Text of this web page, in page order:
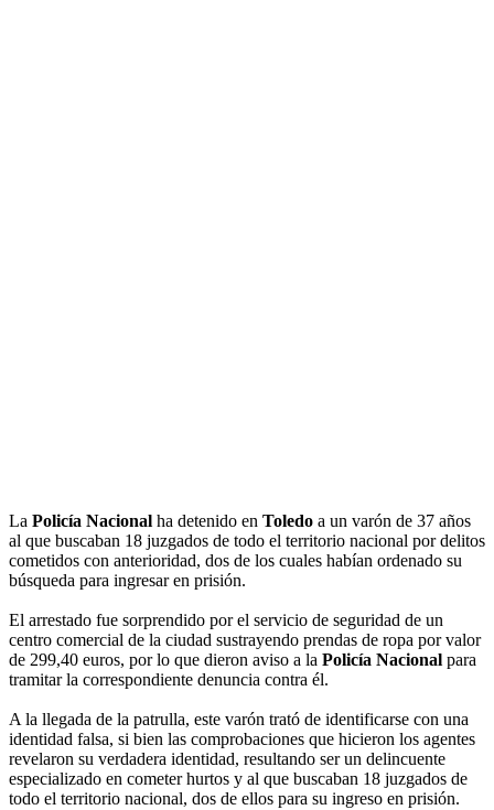
La Policía Nacional ha detenido en Toledo a un varón de 37 años
al que buscaban 18 juzgados de todo el territorio nacional por delitos
cometidos con anterioridad, dos de los cuales habían ordenado su
búsqueda para ingresar en prisión.
El arrestado fue sorprendido por el servicio de seguridad de un
centro comercial de la ciudad sustrayendo prendas de ropa por valor
de 299,40 euros, por lo que dieron aviso a la Policía Nacional para
tramitar la correspondiente denuncia contra él.
A la llegada de la patrulla, este varón trató de identificarse con una
identidad falsa, si bien las comprobaciones que hicieron los agentes
revelaron su verdadera identidad, resultando ser un delincuente
especializado en cometer hurtos y al que buscaban 18 juzgados de
todo el territorio nacional, dos de ellos para su ingreso en prisión.